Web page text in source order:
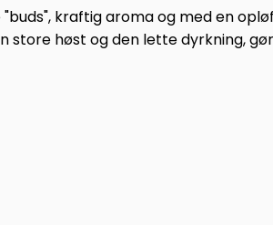
kraftig aroma og med en
store høst og den lette dyrkning,